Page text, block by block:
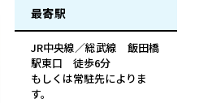
最寄駅
JR中央線／総武線 飯田橋
駅東口 徒歩6分
もしくは常駐先によりま
す。